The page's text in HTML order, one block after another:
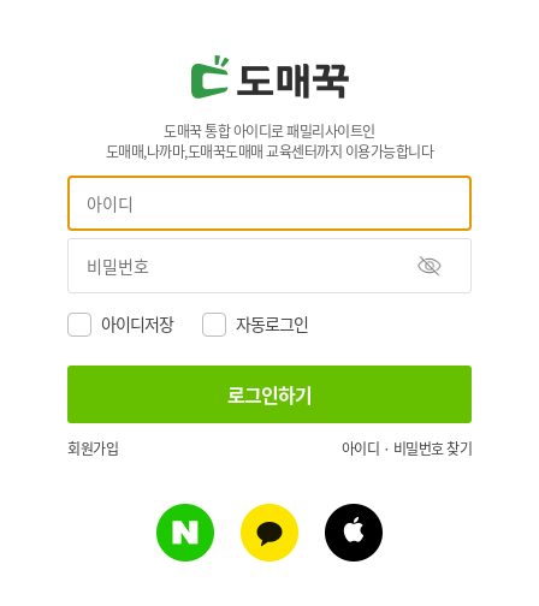
도매꾹 통합 아이디로 패밀리사이트인
도매매,나까마,도매꾹도매매 교육센터까지 이용가능합니다
아이디저장 자동로그인
회원가입 아이디 · 비밀번호 찾기